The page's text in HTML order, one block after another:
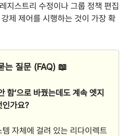
지스트리 수정이나 그룹 정책 편집
제 제어를 시행하는 것이 가장 확
는 질문 (FAQ) 📖
함’으로 바꿨는데도 계속 엣지
인가요?
자체에 걸려 있는 리다이렉트